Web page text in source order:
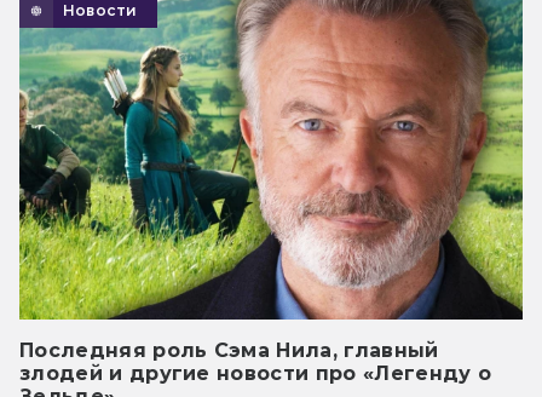
Новости
Последняя роль Сэма Нила, главный
злодей и другие новости про «Легенду о